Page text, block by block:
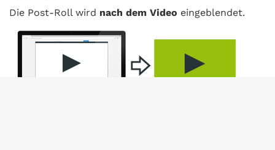
Die Post-Roll wird nach dem Video eingeblendet.